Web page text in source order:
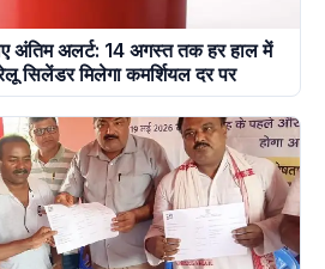
अंतिम अलर्ट: 14 अगस्त तक हर हाल में
सिलेंडर मिलेगा कमर्शियल दर पर